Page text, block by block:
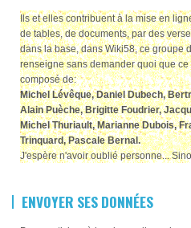
Ils et elles contribuent à la mise en
de tables, de documents, par des
dans la base, dans Wiki58, ce groupe
renseigne sans demander quoi que
composé de:
Michel Lévêque, Daniel Dubech,
Alain Puèche, Brigitte Foudrier,
Michel Thuriault, Marianne Dubois,
Trinquard, Pascale Bernal.
J'espère n'avoir oublié personne...
ENVOYER SES DONNÉES